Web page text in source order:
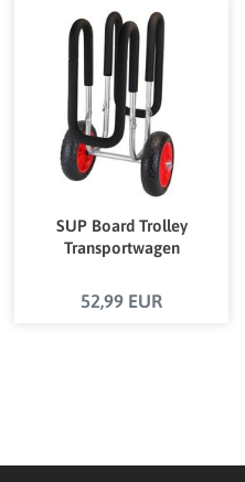
SUP Board Trolley
Transportwagen
52,99 EUR